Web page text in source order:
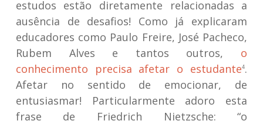
estudos estão diretamente relacionadas a
ausência de desafios! Como já explicaram
educadores como Paulo Freire, José Pacheco,
Rubem Alves e tantos outros, o
conhecimento precisa afetar o estudante4.
Afetar no sentido de emocionar, de
entusiasmar! Particularmente adoro esta
frase de Friedrich Nietzsche: “o